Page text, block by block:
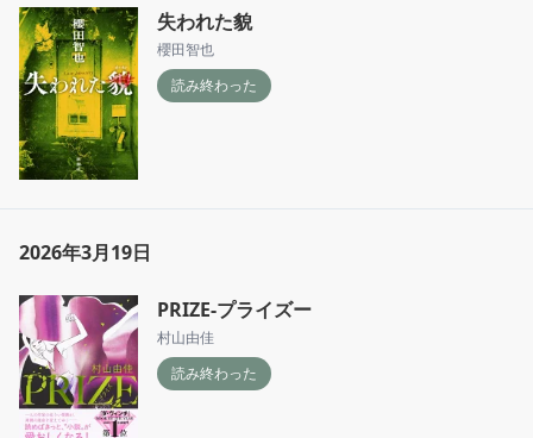
失われた貌
櫻田智也
読み終わった
2026年3月19日
PRIZE-プライズー
村山由佳
読み終わった